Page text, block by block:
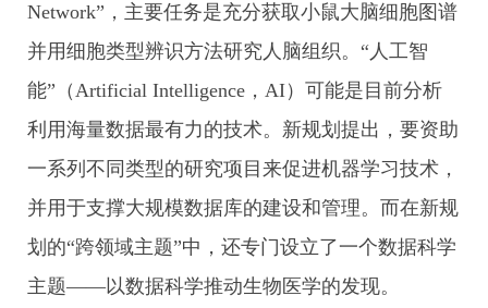
Network”，主要任务是充分获取小鼠大脑细胞图谱
并用细胞类型辨识方法研究人脑组织。“人工智
能”（Artificial Intelligence，AI）可能是目前分析
利用海量数据最有力的技术。新规划提出，要资助
一系列不同类型的研究项目来促进机器学习技术，
并用于支撑大规模数据库的建设和管理。而在新规
划的“跨领域主题”中，还专门设立了一个数据科学
主题——以数据科学推动生物医学的发现。